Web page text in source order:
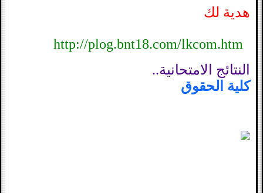
هدية لك
http://plog.bnt18.com/lkcom.htm
النتائج الامتحانية..
كلية الحقوق